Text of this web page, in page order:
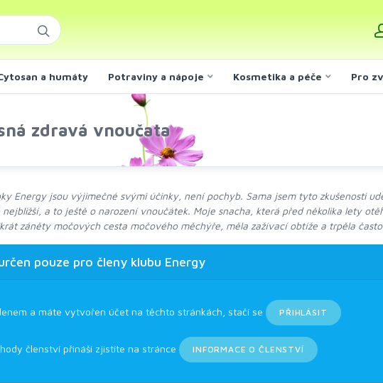
a humáty Potraviny a nápoje Kosmetika a péče Pro
zdravá vnoučata
Energy jsou výjimečné svými účinky, není pochyb. Sama jsem tyto zkušenosti
nejbližší, a to ještě o narození vnoučátek. Moje snacha, která před několika lety
záněty močových cesta močového měchýře, měla zažívací obtíže a trpěla často
pouze pro členy klubu Energy
a máte vytvořen účet na těchto stránkách, stačí se PŘIHLÁSIT
členství přináší zjistíte na stránce INFORMACE O ČLENSTVÍ